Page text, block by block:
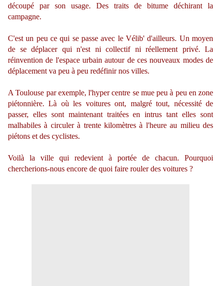
découpé par son usage. Des traits de bitume déchirant la
campagne.
C'est un peu ce qui se passe avec le Vélib' d'ailleurs. Un moyen
de se déplacer qui n'est ni collectif ni réellement privé. La
réinvention de l'espace urbain autour de ces nouveaux modes de
déplacement va peu à peu redéfinir nos villes.
A Toulouse par exemple, l'hyper centre se mue peu à peu en zone
piétonnière. Là où les voitures ont, malgré tout, nécessité de
passer, elles sont maintenant traitées en intrus tant elles sont
malhabiles à circuler à trente kilomètres à l'heure au milieu des
piétons et des cyclistes.
Voilà la ville qui redevient à portée de chacun. Pourquoi
chercherions-nous encore de quoi faire rouler des voitures ?